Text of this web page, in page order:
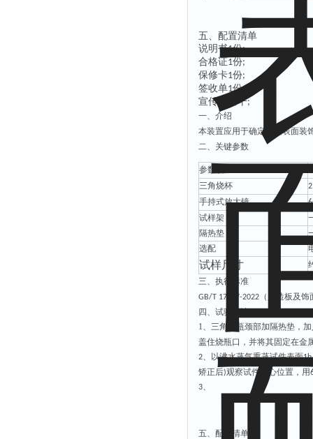
五、配置清单
说明书1份;
合格证1份;
保修卡1份;
签收单1份;
宣传册若干;
一、 介绍
本装置应用于确定产品表面装
二、关键参数
参数项
三角烧杯
手持式放大镜 6
试样架
隔热垫
选配
试样尺寸
三、 执行 标准
GB/T 17657-2022 （人造板及
四、 试验方法
1、 三角烧瓶颈部加隔热垫，
盖住烧瓶口，并将其固定在金
2、 以沸水蒸气熏蒸试件表面1h,
矫正后)观察试件中心位置，用
3、
五、配置清单